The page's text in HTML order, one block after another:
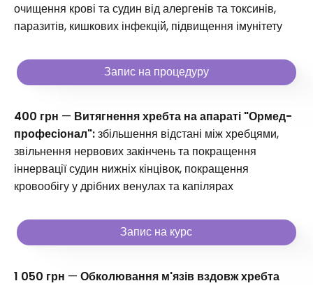
очищення крові та судин від алергенів та токсинів,
паразитів, кишкових інфекцій, підвищення імунітету
Запис на процедуру
400 грн — Витягнення хребта на апараті "Ормед-
професіонал":збільшення відстані між хребцями,
звільнення нервових закінчень та покращення
іннервації судин нижніх кінцівок, покращення
кровообігу у дрібних венулах та капілярах
Запис на курс
1 050 грн — Обколювання м'язів вздовж хребта